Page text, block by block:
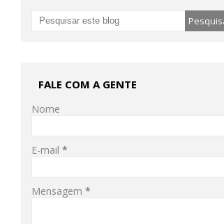
FALE COM A GENTE
Nome
E-mail*
Mensagem*